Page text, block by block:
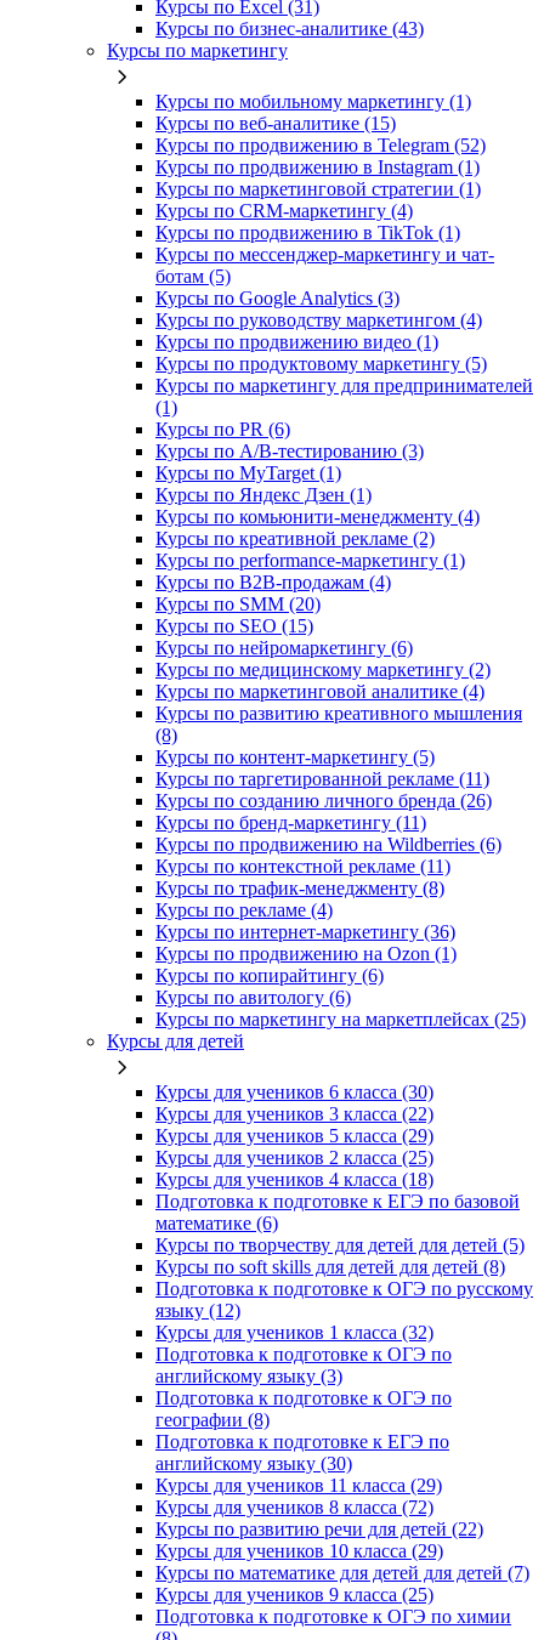
Курсы по Excel (31)
Курсы по бизнес‑аналитике (43)
Курсы по маркетингу
Курсы по мобильному маркетингу (1)
Курсы по веб-аналитике (15)
Курсы по продвижению в Telegram (52)
Курсы по продвижению в Instagram (1)
Курсы по маркетинговой стратегии (1)
Курсы по CRM-маркетингу (4)
Курсы по продвижению в TikTok (1)
Курсы по мессенджер-маркетингу и чат-
ботам (5)
Курсы по Google Analytics (3)
Курсы по руководству маркетингом (4)
Курсы по продвижению видео (1)
Курсы по продуктовому маркетингу (5)
Курсы по маркетингу для предпринимателей
(1)
Курсы по PR (6)
Курсы по A/B-тестированию (3)
Курсы по MyTarget (1)
Курсы по Яндекс Дзен (1)
Курсы по комьюнити-менеджменту (4)
Курсы по креативной рекламе (2)
Курсы по performance-маркетингу (1)
Курсы по B2B-продажам (4)
Курсы по SMM (20)
Курсы по SEO (15)
Курсы по нейромаркетингу (6)
Курсы по медицинскому маркетингу (2)
Курсы по маркетинговой аналитике (4)
Курсы по развитию креативного мышления
(8)
Курсы по контент-маркетингу (5)
Курсы по таргетированной рекламе (11)
Курсы по созданию личного бренда (26)
Курсы по бренд-маркетингу (11)
Курсы по продвижению на Wildberries (6)
Курсы по контекстной рекламе (11)
Курсы по трафик-менеджменту (8)
Курсы по рекламе (4)
Курсы по интернет-маркетингу (36)
Курсы по продвижению на Ozon (1)
Курсы по копирайтингу (6)
Курсы по авитологу (6)
Курсы по маркетингу на маркетплейсах (25)
Курсы для детей
Курсы для учеников 6 класса (30)
Курсы для учеников 3 класса (22)
Курсы для учеников 5 класса (29)
Курсы для учеников 2 класса (25)
Курсы для учеников 4 класса (18)
Подготовка к подготовке к ЕГЭ по базовой
математике (6)
Курсы по творчеству для детей для детей (5)
Курсы по soft skills для детей для детей (8)
Подготовка к подготовке к ОГЭ по русскому
языку (12)
Курсы для учеников 1 класса (32)
Подготовка к подготовке к ОГЭ по
английскому языку (3)
Подготовка к подготовке к ОГЭ по
географии (8)
Подготовка к подготовке к ЕГЭ по
английскому языку (30)
Курсы для учеников 11 класса (29)
Курсы для учеников 8 класса (72)
Курсы по развитию речи для детей (22)
Курсы для учеников 10 класса (29)
Курсы по математике для детей для детей (7)
Курсы для учеников 9 класса (25)
Подготовка к подготовке к ОГЭ по химии